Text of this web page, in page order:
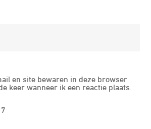
en site bewaren in deze browser
keer wanneer ik een reactie plaats.